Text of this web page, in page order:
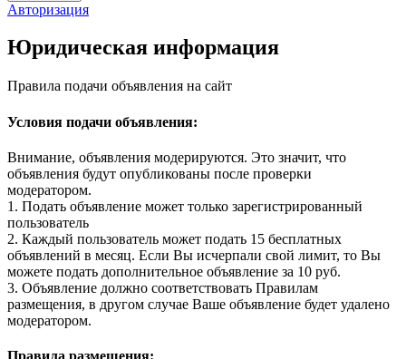
Авторизация
Юридическая информация
Правила подачи объявления на сайт
Условия подачи объявления:
Внимание, объявления модерируются. Это значит, что
объявления будут опубликованы после проверки
модератором.
1. Подать объявление может только зарегистрированный
пользователь
2. Каждый пользователь может подать 15 бесплатных
объявлений в месяц. Если Вы исчерпали свой лимит, то Вы
можете подать дополнительное объявление за 10 руб.
3. Объявление должно соответствовать Правилам
размещения, в другом случае Ваше объявление будет удалено
модератором.